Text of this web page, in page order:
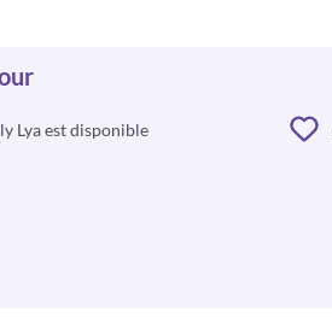
Lya est disponible